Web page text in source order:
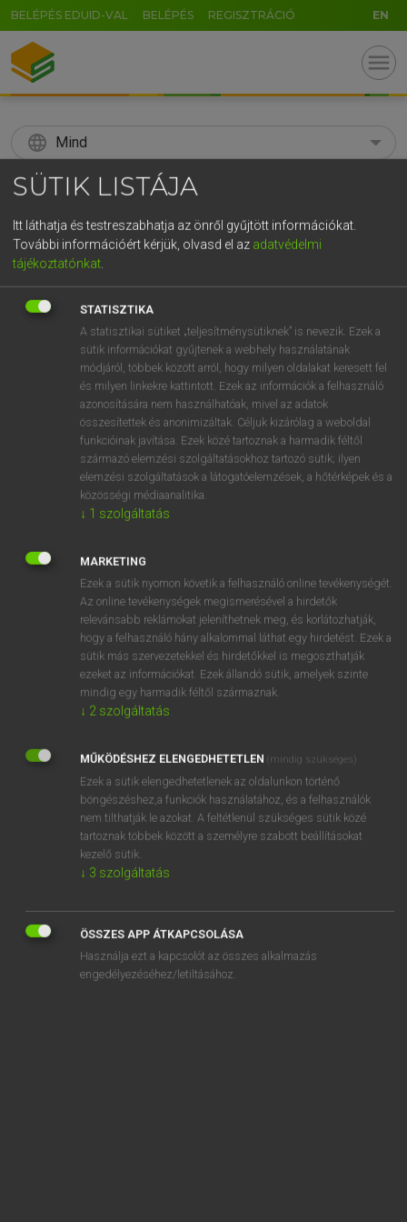
BELÉPÉS EDUID-VAL BELÉPÉS REGISZTRÁCIÓ EN
menu
language Mind
search
KERESÉS
Díjmentes angol szótár
fn motoros rendőr
fejvadász
⚲ speedcopkeresése szótárainkban
DÍJMENTES ANGOL SZÓTÁR
speedbird
speedboat
speed-bug
speed bump
speedcop
speed-counter
speedily
speed indicator
MICROSOFT OFFICE BŐVÍTMÉNY
BEÉPÜLŐ SZÓTÁRMODUL
ONLINE NYELVVIZSGA
SÜTIK LISTÁJA
Itt láthatja és testreszabhatja az önről gyűjtött információkat.
További információért kérjük, olvasd el az adatvédelmi
tájékoztatónkat
STATISZTIKA
A statisztikai sütiket „teljesítménysütiknek” is nevezik. Ezek a
sütik információkat gyűjtenek a webhely használatának
módjáról, többek között arról, hogy milyen oldalakat keresett fel
és milyen linkekre kattintott. Ezek az információk a felhasználó
azonosítására nem használhatóak, mivel az adatok
összesítettek és anonimizáltak. Céljuk kizárólag a weboldal
funkcióinak javítása. Ezek közé tartoznak a harmadik féltől
származó elemzési szolgáltatásokhoz tartozó sütik; ilyen
elemzési szolgáltatások a látogatóelemzések, a hőtérképek és a
közösségi médiaanalitika.
↓ 1 szolgáltatás
MARKETING
Ezek a sütik nyomon követik a felhasználó online tevékenységét.
Az online tevékenységek megismerésével a hirdetők
relevánsabb reklámokat jeleníthetnek meg, és korlátozhatják,
hogy a felhasználó hány alkalommal láthat egy hirdetést. Ezek a
sütik más szervezetekkel és hirdetőkkel is megoszthatják
ezeket az információkat. Ezek állandó sütik, amelyek szinte
mindig egy harmadik féltől származnak.
↓ 2 szolgáltatás
MŰKÖDÉSHEZ ELENGEDHETETLEN (mindig szükséges)
Ezek a sütik elengedhetetlenek az oldalunkon történő
böngészéshez,a funkciók használatához, és a felhasználók
nem tilthatják le azokat. A feltétlenül szükséges sütik közé
tartoznak többek között a személyre szabott beállításokat
kezelő sütik.
↓ 3 szolgáltatás
ÖSSZES APP ÁTKAPCSOLÁSA
Használja ezt a kapcsolót az összes alkalmazás
engedélyezéséhez/letiltásához.
GR
5 6 7 8 9 ö ü ó
r t z u i o p ő ú
k l ű
n m , . - AltGr